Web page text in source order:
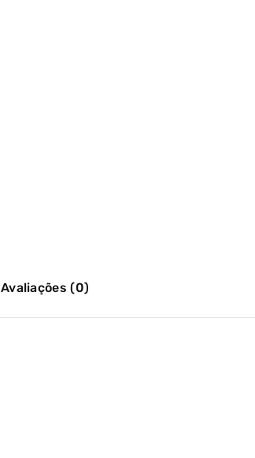
Avaliações (0)